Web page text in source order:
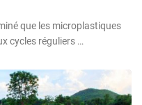
que les microplastiques
cycles réguliers …